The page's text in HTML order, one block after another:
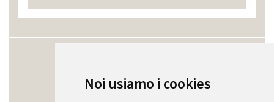
Noi usiamo i cookies